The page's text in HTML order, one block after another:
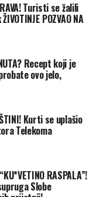
Turisti se žalili
POZVAO NA
Recept koji je
ovo jelo,
Kurti se uplašio
Telekoma
RASPALA”!
Slobe